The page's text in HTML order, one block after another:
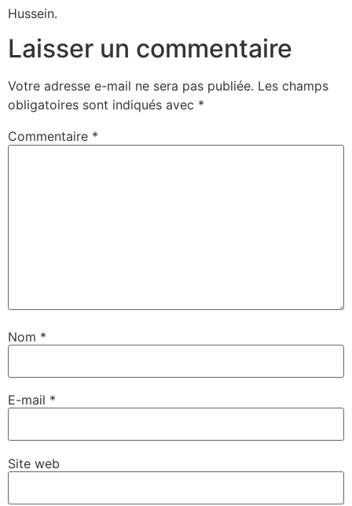
Hussein.
Laisser un commentaire
Votre adresse e-mail ne sera pas publiée. Les champs
obligatoires sont indiqués avec *
Commentaire *
Nom *
E-mail *
Site web